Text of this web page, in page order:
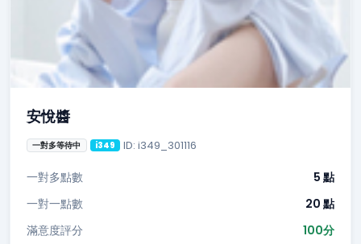
安悅醬
一對多等待中 i349 ID: i349_301116
一對多點數
5 點
一對一點數
20 點
滿意度評分
100分